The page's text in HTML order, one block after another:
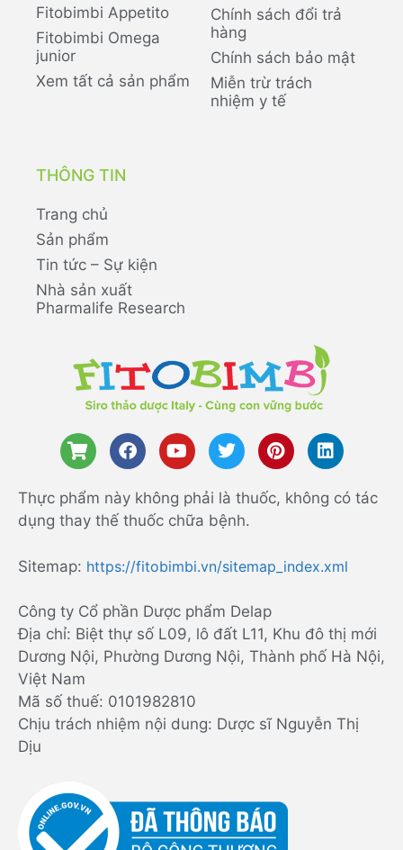
Fitobimbi Appetito
Fitobimbi Omega
junior
Xem tất cả sản phẩm
Chính sách đổi trả
hàng
Chính sách bảo mật
Miễn trừ trách
nhiệm y tế
THÔNG TIN
Trang chủ
Sản phẩm
Tin tức – Sự kiện
Nhà sản xuất
Pharmalife Research
Thực phẩm này không phải là thuốc, không có tác
dụng thay thế thuốc chữa bệnh.
Sitemap: https://fitobimbi.vn/sitemap_index.xml
Công ty Cổ phần Dược phẩm Delap
Địa chỉ: Biệt thự số L09, lô đất L11, Khu đô thị mới
Dương Nội, Phường Dương Nội, Thành phố Hà Nội,
Việt Nam
Mã số thuế: 0101982810
Chịu trách nhiệm nội dung: Dược sĩ Nguyễn Thị
Dịu